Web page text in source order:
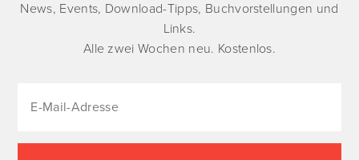
News, Events, Download-Tipps, Buchvorstellungen und
Links.
Alle zwei Wochen neu. Kostenlos.